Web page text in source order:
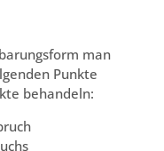
man
Punkte
behandeln: